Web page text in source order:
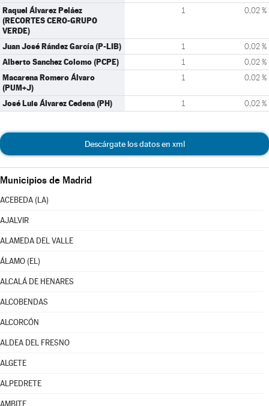
Raquel Álvarez Peláez
(RECORTES CERO-GRUPO
VERDE)
1 0,02 %
Juan José Rández García (P-LIB) 1 0,02 %
Alberto Sanchez Colomo (PCPE) 1 0,02 %
Macarena Romero Álvaro
(PUM+J)
1 0,02 %
José Luis Álvarez Cedena (PH) 1 0,02 %
Descárgate los datos en xml
Municipios de Madrid
ACEBEDA (LA)
AJALVIR
ALAMEDA DEL VALLE
ÁLAMO (EL)
ALCALÁ DE HENARES
ALCOBENDAS
ALCORCÓN
ALDEA DEL FRESNO
ALGETE
ALPEDRETE
AMBITE